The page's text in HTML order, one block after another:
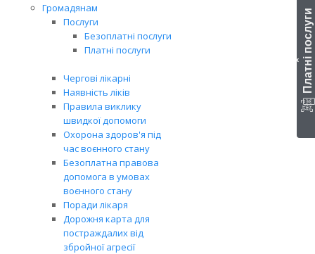
Громадянам
Послуги
Безоплатні послуги
Платні послуги
Чергові лікарні
Наявність ліків
Правила виклику
швидкої допомоги
Охорона здоров'я під
час воєнного стану
Безоплатна правова
допомога в умовах
воєнного стану
Поради лікаря
Дорожня карта для
постраждалих від
збройної агресії
‹ Платні послуги